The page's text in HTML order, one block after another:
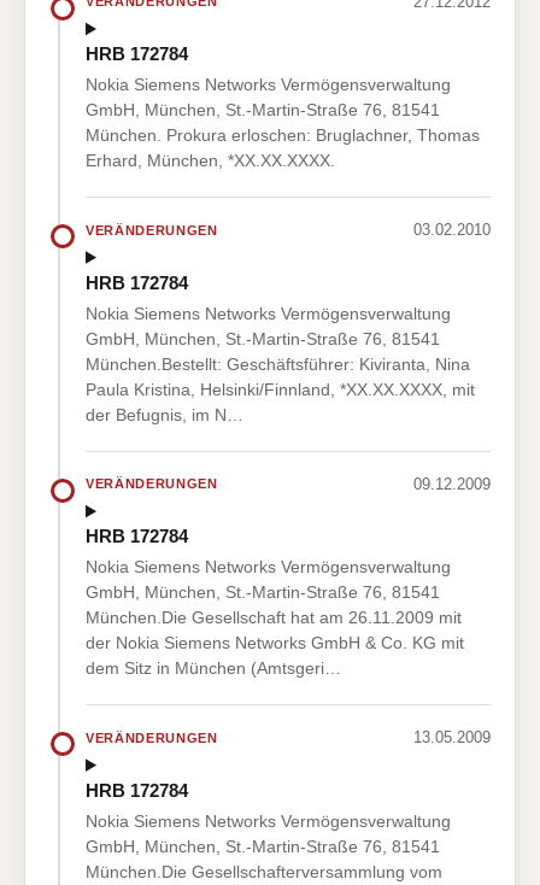
HRB 172784
Nokia Siemens Networks Vermögensverwaltung
GmbH, München, St.-Martin-Straße 76, 81541
München. Prokura erloschen: Bruglachner, Thomas
Erhard, München, *XX.XX.XXXX.
VERÄNDERUNGEN 03.02.2010
HRB 172784
Nokia Siemens Networks Vermögensverwaltung
GmbH, München, St.-Martin-Straße 76, 81541
München.Bestellt: Geschäftsführer: Kiviranta, Nina
Paula Kristina, Helsinki/Finnland, *XX.XX.XXXX, mit
der Befugnis, im N…
VERÄNDERUNGEN 09.12.2009
HRB 172784
Nokia Siemens Networks Vermögensverwaltung
GmbH, München, St.-Martin-Straße 76, 81541
München.Die Gesellschaft hat am 26.11.2009 mit
der Nokia Siemens Networks GmbH & Co. KG mit
dem Sitz in München (Amtsgeri…
VERÄNDERUNGEN 13.05.2009
HRB 172784
Nokia Siemens Networks Vermögensverwaltung
GmbH, München, St.-Martin-Straße 76, 81541
München.Die Gesellschafterversammlung vom